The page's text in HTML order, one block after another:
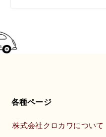
各種ページ
株式会社クロカワについて